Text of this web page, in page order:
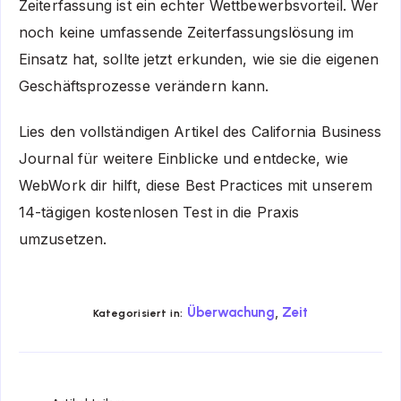
Zeiterfassung ist ein echter Wettbewerbsvorteil. Wer
noch keine umfassende Zeiterfassungslösung im
Einsatz hat, sollte jetzt erkunden, wie sie die eigenen
Geschäftsprozesse verändern kann.
Lies den vollständigen Artikel des California Business
Journalfür weitere Einblicke und entdecke, wie
WebWork dir hilft, diese Best Practices mit unserem
14-tägigen kostenlosen Test in die Praxis
umzusetzen.
Kategorisiert in: Überwachung, Zeit